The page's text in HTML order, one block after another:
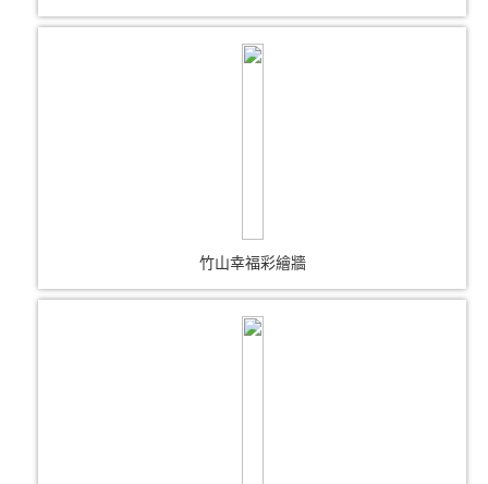
竹山幸福彩繪牆